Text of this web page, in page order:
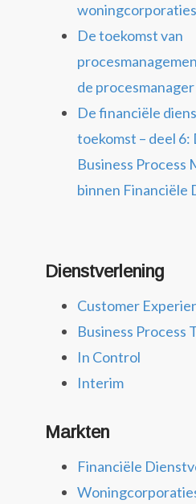
woningcorporaties
De toekomst van
de
De financiële
toekomst – deel 6:
Business Process
binnen Financiële
Dienstverlening
Customer
Business Process
In Control
Interim
Markten
Financiële